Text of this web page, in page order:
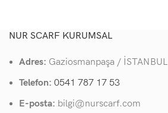
NUR SCARF KURUMSAL
Adres: Gaziosmanpaşa / İSTANBUL
Telefon: 0541 787 17 53
E-posta: bilgi@nurscarf.com